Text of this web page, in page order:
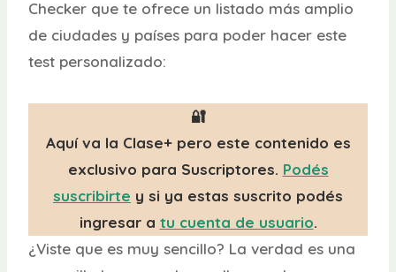
Checker que te ofrece un listado más amplio
de ciudades y países para poder hacer este
test personalizado:
🔐
Aquí va la Clase+ pero este contenido es
exclusivo para Suscriptores. Podés
suscribirte y si ya estas suscrito podés
ingresar a tu cuenta de usuario.
¿Viste que es muy sencillo? La verdad es una